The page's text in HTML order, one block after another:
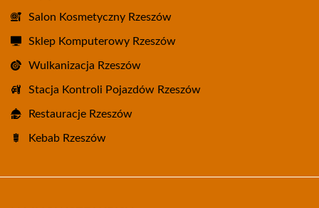
Salon Kosmetyczny Rzeszów
Sklep Komputerowy Rzeszów
Wulkanizacja Rzeszów
Stacja Kontroli Pojazdów Rzeszów
Restauracje Rzeszów
Kebab Rzeszów